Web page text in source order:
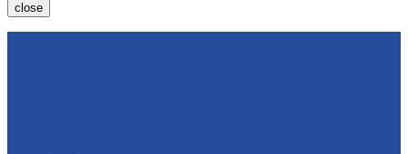
close